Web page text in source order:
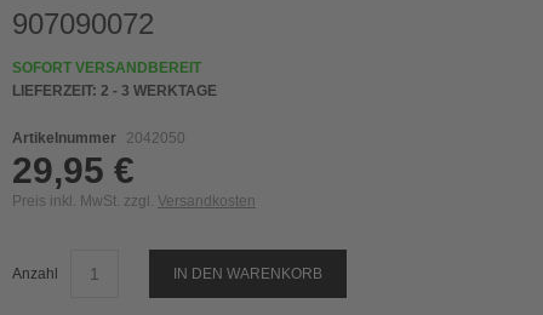
907090072
SOFORT VERSANDBEREIT
LIEFERZEIT: 2 - 3 WERKTAGE
Artikelnummer 2042050
29,95 €
Preis inkl. MwSt. zzgl. Versandkosten
Anzahl IN DEN WARENKORB
of
images
gallery